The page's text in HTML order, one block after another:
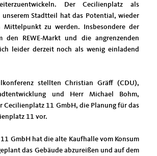
Der Cecilienplatz als
Stadtteil hat das Potential, wieder
Mittelpunkt zu werden. Insbesondere der
den REWE-Markt und die angrenzenden
leider derzeit noch als wenig einladend
stellten Christian Gräff (CDU),
und Herr Michael Bohm,
Cecilienplatz 11 GmbH, die Planung für das
11 vor.
GmbH hat die alte Kaufhalle vom Konsum
das Gebäude abzureißen und auf dem